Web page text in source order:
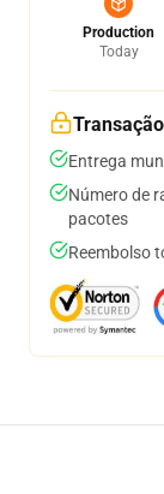
Production
Today
Entrega
Número de
pacotes
Reembolso